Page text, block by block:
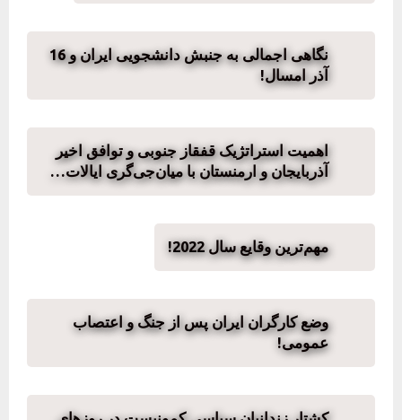
نگاهی اجمالی به جنبش دانشجویی ایران و 16
آذر امسال!
اهمیت استراتژیک قفقاز جنوبی و توافق اخیر
آذربایجان و ارمنستان با میان‌جی‌گری ایالات…
مهم‌ترین وقایع سال 2022!
وضع کارگران ایران پس از جنگ و اعتصاب
عمومی!